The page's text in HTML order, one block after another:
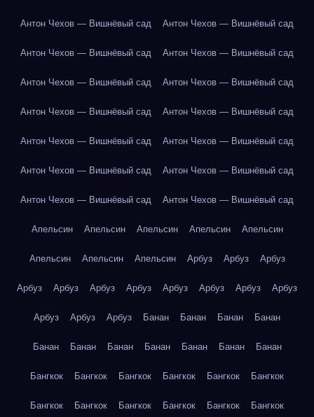
Антон Чехов — Вишнёвый сад Антон Чехов — Вишнёвый сад
Антон Чехов — Вишнёвый сад Антон Чехов — Вишнёвый сад
Антон Чехов — Вишнёвый сад Антон Чехов — Вишнёвый сад
Антон Чехов — Вишнёвый сад Антон Чехов — Вишнёвый сад
Антон Чехов — Вишнёвый сад Антон Чехов — Вишнёвый сад
Антон Чехов — Вишнёвый сад Антон Чехов — Вишнёвый сад
Антон Чехов — Вишнёвый сад Антон Чехов — Вишнёвый сад
Апельсин Апельсин Апельсин Апельсин Апельсин
Апельсин Апельсин Апельсин Арбуз Арбуз Арбуз
Арбуз Арбуз Арбуз Арбуз Арбуз Арбуз Арбуз Арбуз
Арбуз Арбуз Арбуз Банан Банан Банан Банан
Банан Банан Банан Банан Банан Банан Банан
Бангкок Бангкок Бангкок Бангкок Бангкок Бангкок
Бангкок Бангкок Бангкок Бангкок Бангкок Бангкок